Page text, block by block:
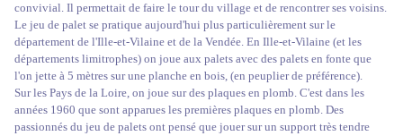
convivial. Il permettait de faire le tour du village et de rencontrer ses voisins.
Le jeu de palet se pratique aujourd'hui plus particulièrement sur le
département de l'Ille-et-Vilaine et de la Vendée. En Ille-et-Vilaine (et les
départements limitrophes) on joue aux palets avec des palets en fonte que
l'on jette à 5 mètres sur une planche en bois, (en peuplier de préférence).
Sur les Pays de la Loire, on joue sur des plaques en plomb. C'est dans les
années 1960 que sont apparues les premières plaques en plomb. Des
passionnés du jeu de palets ont pensé que jouer sur un support très tendre